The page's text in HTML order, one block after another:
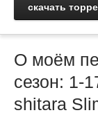
скачать
О моём
сезон: 1-
shitara